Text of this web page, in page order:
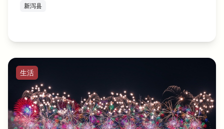
新泻县
生活